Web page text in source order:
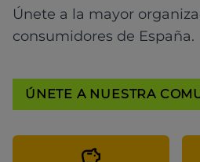
Únete a la mayor
consumidores de España.
ÚNETE A NUESTRA